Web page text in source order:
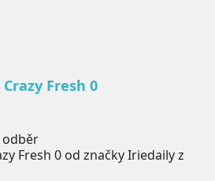
Crazy Fresh 0
odběr
Fresh 0 od značky Iriedaily z